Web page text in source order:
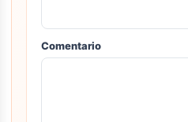
Comentario